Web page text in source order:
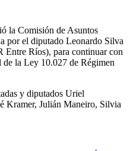
la Comisión de Asuntos
por el diputado Leonardo Silva
Entre Ríos), para continuar con
la Ley 10.027 de Régimen
y diputados Uriel
Kramer, Julián Maneiro, Silvia